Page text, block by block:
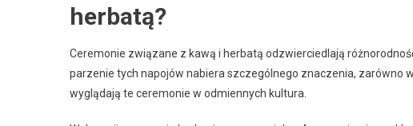
herbatą?
Ceremonie związane z kawą i herbatą odzwierciedlają
parzenie tych napojów nabiera szczególnego znaczenia, zarówno
wyglądają te ceremonie w odmiennych kultura.